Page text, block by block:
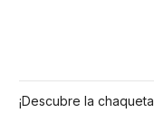
¡Descubre la